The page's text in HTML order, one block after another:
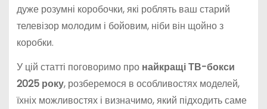
дуже розумні коробочки, які роблять ваш старий
телевізор молодим і бойовим, ніби він щойно з
коробки.
У цій статті поговоримо про найкращі ТВ-бокси
2025 року, розберемося в особливостях моделей,
їхніх можливостях і визначимо, який підходить саме